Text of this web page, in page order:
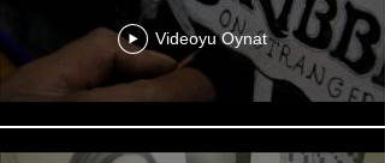
Videoyu Oynat